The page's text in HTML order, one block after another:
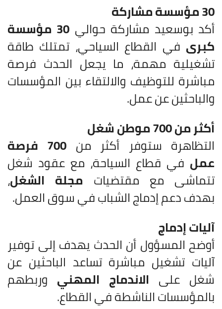
30 مؤسسة مشاركة
أكد بوسعيد مشاركة حوالي 30 مؤسسة
كبرى في القطاع السياحي، تمتلك طاقة
تشغيلية مهمة، ما يجعل الحدث فرصة
مباشرة للتوظيف والالتقاء بين المؤسسات
والباحثين عن عمل.
أكثر من 700 موطن شغل
التظاهرة ستوفر أكثر من 700 فرصة
عمل في قطاع السياحة، مع عقود شغل
تتماشى مع مقتضيات مجلة الشغل،
بهدف دعم إدماج الشباب في سوق العمل.
آليات إدماج
أوضح المسؤول أن الحدث يهدف إلى توفير
آليات تشغيل مباشرة تساعد الباحثين عن
شغل على الاندماج المهني وربطهم
بالمؤسسات الناشطة في القطاع.